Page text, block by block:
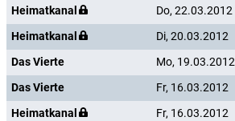
Heimatkanal
Do, 22.03.2012
Heimatkanal
Di, 20.03.2012
Das Vierte
Mo, 19.03.2012
Das Vierte
Fr, 16.03.2012
Heimatkanal
Fr, 16.03.2012